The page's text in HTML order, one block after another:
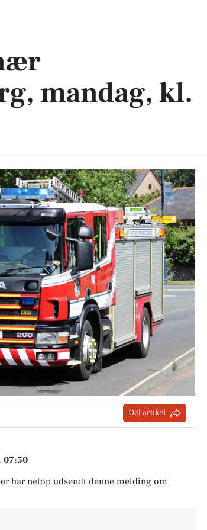
07:50
mandag, kl.
Del artikel
07:50
har netop udsendt denne melding om